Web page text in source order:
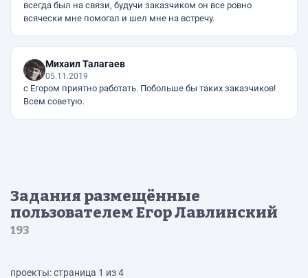
всегда был на связи, будучи заказчиком он все ровно
всячески мне помогал и шел мне на встречу.
Михаил Талагаев
05.11.2019
с Егором приятно работать. Побольше бы таких заказчиков!
Всем советую.
Задания размещённые
пользователем Егор Лавлинский
193
проекты: страница 1 из 4